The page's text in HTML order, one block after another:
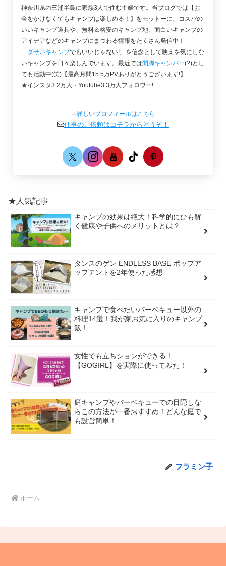
神奈川県の三浦半島に家族3人で住む主婦です。当ブログでは【お
金をかけなくてもキャンプは楽しめる！】をモットーに、コスパの
いいキャンプ道具や、無料＆格安のキャンプ地、面白いキャンプの
アイデアなどのキャンプにまつわる情報をたくさん発信中！
「 ダサいキャンプでもいいじゃない!」を信念として映えを気にしな
いキャンプを日々楽しんでいます。 最近では開脚キャンパー(?)とし
ても活動中(笑)【最高月間15.5万PVありがとうございます!】
★インスタ3.2万人・Youtube3.3万人フォロワー!
⇒詳しいプロフィールはこちら
仕事のご依頼はコチラからどうぞ！
★人気記事
キャンプの効果は絶大！科学的にひも解
く健康や子供へのメリットとは？
タンスのゲン ENDLESS BASE ポップア
ップテントを2年使った感想
キャンプで食べたいバーベキュー以外の
料理14選！我が家お気に入りのキャンプ
飯！
女性でも立ちションができる！
【GOGIRL】を実際に使ってみた！
庭キャンプやバーベキューでの目隠しな
らこの方法が一番おすすめ！どんな庭で
も設営簡単！
フラミン子
ホーム